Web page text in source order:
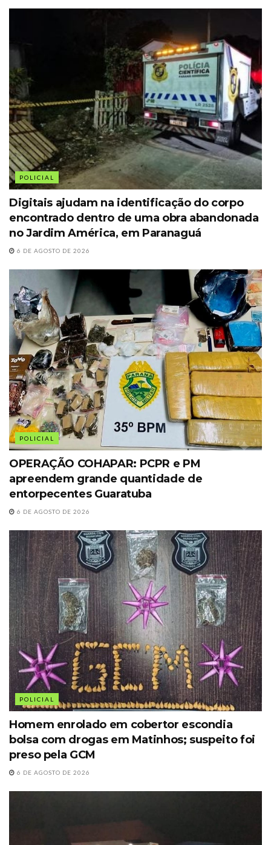
POLICIAL
Digitais ajudam na identificação do corpo
encontrado dentro de uma obra abandonada
no Jardim América, em Paranaguá
6 DE AGOSTO DE 2026
POLICIAL
OPERAÇÃO COHAPAR: PCPR e PM
apreendem grande quantidade de
entorpecentes Guaratuba
6 DE AGOSTO DE 2026
POLICIAL
Homem enrolado em cobertor escondia
bolsa com drogas em Matinhos; suspeito foi
preso pela GCM
6 DE AGOSTO DE 2026